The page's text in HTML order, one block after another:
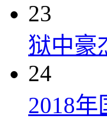
23
狱中豪
24
2018